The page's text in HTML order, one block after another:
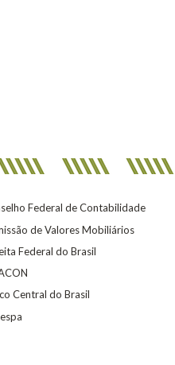
Federal de Contabilidade
de Valores Mobiliários
Federal do Brasil
Central do Brasil